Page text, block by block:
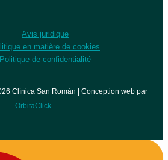
Avis juridique
en matière de cookies
Politique de confidentialité
Clínica San Román | Conception web par
OrbitaClick